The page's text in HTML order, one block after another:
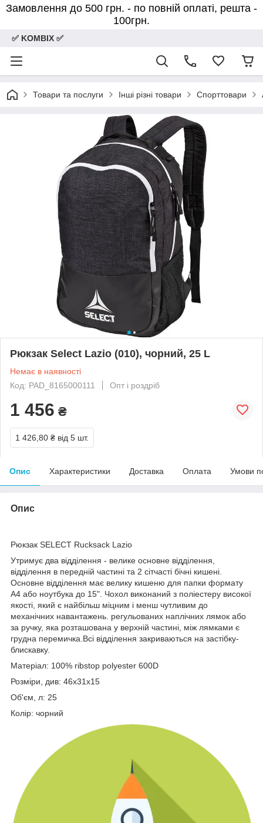
Замовлення до 500 грн. - по повній оплаті, решта -
100грн.
✅ KOMBIX ✅
Товари та послуги Інші різні товари Спорттовари
Рюкзак Select Lazio (010), чорний, 25 L
Немає в наявності
Код: PAD_8165000111
Опт і роздріб
1 456 ₴
1 426,80 ₴ від 5 шт.
Опис Характеристики Доставка Оплата Умови
Опис
Рюкзак SELECT Rucksack Lazio
Утримує два відділення - велике основне відділення,
відділення в передній частині та 2 сітчасті бічні кишені.
Основне відділення має велику кишеню для папки формату
А4 або ноутбука до 15". Чохол виконаний з поліестеру високої
якості, який є найбільш міцним і менш чутливим до
механічних навантажень. регульованих наплічних лямок або
за ручку, яка розташована у верхній частині, між лямками є
грудна перемичка.Всі відділення закриваються на застібку-
блискавку.
Матеріал: 100% ribstop polyester 600D
Розміри, див: 46x31x15
Об'єм, л: 25
Колір: чорний